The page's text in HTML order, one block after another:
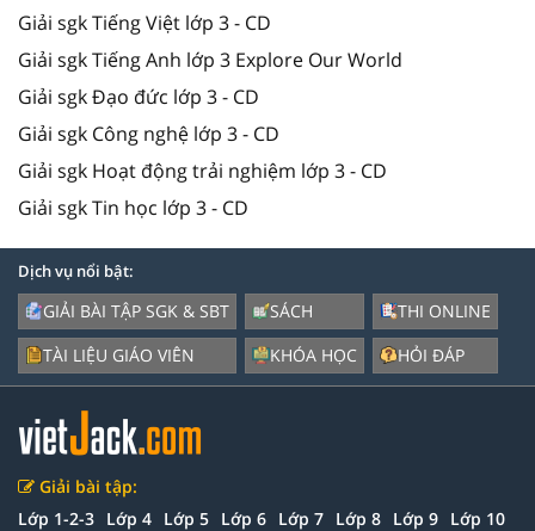
Giải sgk Tiếng Việt lớp 3 - CD
Giải sgk Tiếng Anh lớp 3 Explore Our World
Giải sgk Đạo đức lớp 3 - CD
Giải sgk Công nghệ lớp 3 - CD
Giải sgk Hoạt động trải nghiệm lớp 3 - CD
Giải sgk Tin học lớp 3 - CD
Dịch vụ nổi bật:
GIẢI BÀI TẬP SGK & SBT
TÀI LIỆU GIÁO VIÊN
SÁCH
KHÓA HỌC
THI ONLINE
HỎI ĐÁP
Giải bài tập:
Lớp 1-2-3 Lớp 4 Lớp 5 Lớp 6 Lớp 7 Lớp 8 Lớp 9 Lớp 10